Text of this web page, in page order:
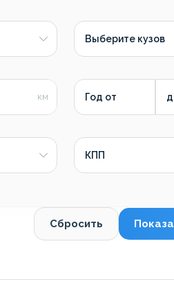
Выберите кузов
Год от
КПП
Сбросить